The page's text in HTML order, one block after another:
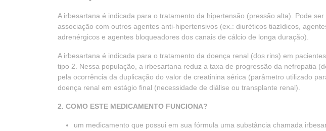
A irbesartana é indicada para o tratamento da hipertensão (pressão alta). Pode
associação com outros agentes anti-hipertensivos (ex.: diuréticos tiazídicos,
adrenérgicos e agentes bloqueadores dos canais de cálcio de longa duração).
A irbesartana é indicada para o tratamento da doença renal (dos rins) em
tipo 2. Nessa população, a irbesartana reduz a taxa de progressão da nefropatia
pela ocorrência da duplicação do valor de creatinina sérica (parâmetro utilizado
doença renal em estágio final (necessidade de diálise ou transplante renal).
2. COMO ESTE MEDICAMENTO FUNCIONA?
um medicamento que possui em sua fórmula uma substância chamada